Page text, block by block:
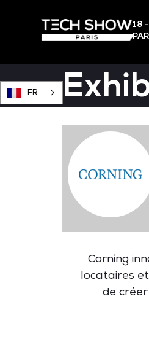
18
FR
Corning
locataires et
decréer